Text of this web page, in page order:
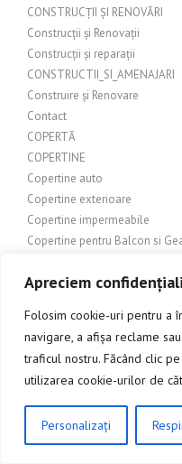
Apreciem
Folosim cookie-uri pentru a
navigare, a afișa reclame
traficul nostru. Făcând clic
utilizarea cookie-urilor de
Personalizați
CONSTRUCȚII ȘI RENOVĂRI
Construcții și Renovații
Construcții și reparații
CONSTRUCTII_SI_AMENAJARI
Construire și Renovare
Contact
COPERTĂ
COPERTINE
Copertine auto
Copertine exterioare
Copertine impermeabile
Copertine pentru Balcon si
COPERTINE RETRAIBILE
Copertine și pergole
Copertine si prelate
Copertine Usa Intrare
Cu ce categorie corespunde
Gastronomie/Rețete,
CULTURĂ
CULTURĂ ȘI ARTĂ
CLICK AICI